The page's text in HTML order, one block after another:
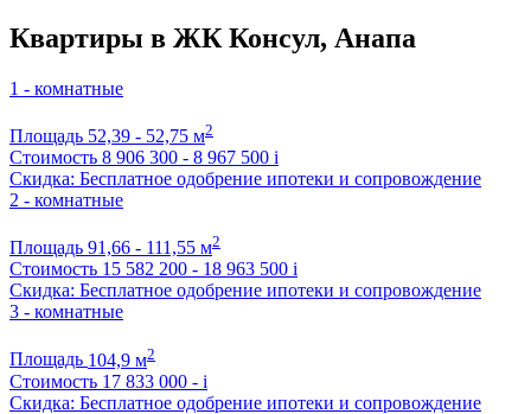
Квартиры в ЖК Консул, Анапа
1 - комнатные
Площадь 52,39 - 52,75 м2
Стоимость 8 906 300 - 8 967 500 i
Скидка: Бесплатное одобрение ипотеки и сопровождение
2 - комнатные
Площадь 91,66 - 111,55 м2
Стоимость 15 582 200 - 18 963 500 i
Скидка: Бесплатное одобрение ипотеки и сопровождение
3 - комнатные
Площадь 104,9 м2
Стоимость 17 833 000 - i
Скидка: Бесплатное одобрение ипотеки и сопровождение